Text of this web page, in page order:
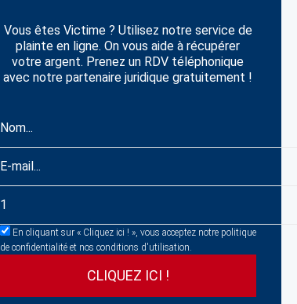
Vous êtes Victime ? Utilisez notre service de
plainte en ligne. On vous aide à récupérer
votre argent. Prenez un RDV téléphonique
avec notre partenaire juridique gratuitement !
En cliquant sur « Cliquez ici ! », vous acceptez notre politique
de confidentialité et nos conditions d'utilisation.